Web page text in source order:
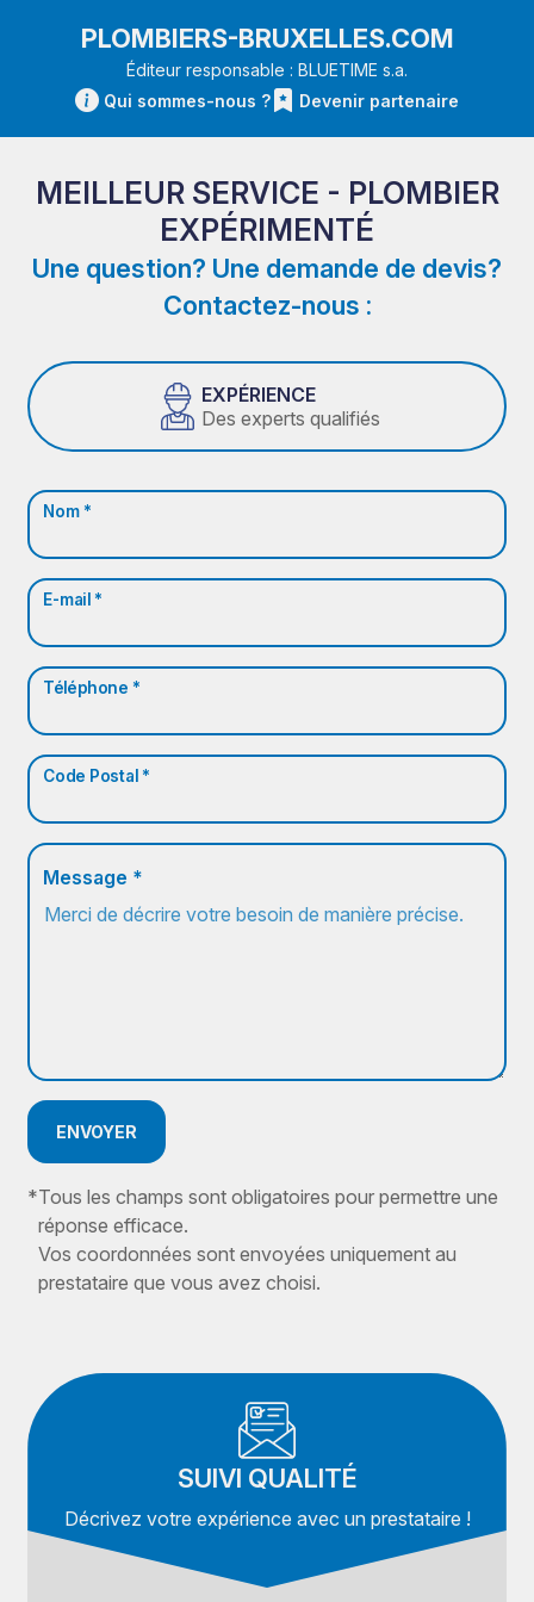
PLOMBIERS-BRUXELLES.COM
Éditeur responsable : BLUETIME s.a.
Qui sommes-nous ?
Devenir partenaire
MEILLEUR SERVICE - PLOMBIER
EXPÉRIMENTÉ
Une question? Une demande de devis?
Contactez-nous :
EXPÉRIENCE
Des experts qualifiés
Nom *
E-mail *
Téléphone *
Code Postal *
Message *
ENVOYER
*Tous les champs sont obligatoires pour permettre une
réponse efficace.
Vos coordonnées sont envoyées uniquement au
prestataire que vous avez choisi.
SUIVI QUALITÉ
Décrivez votre expérience avec un prestataire !